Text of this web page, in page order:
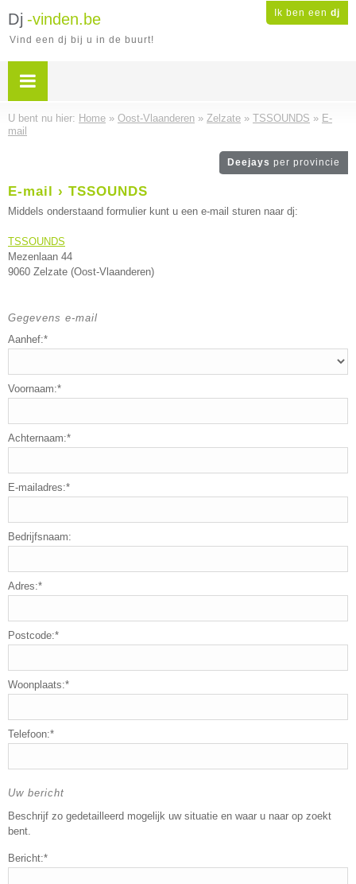
Ik ben een dj
Dj -vinden.be
Vind een dj bij u in de buurt!
U bent nu hier: Home » Oost-Vlaanderen » Zelzate » TSSOUNDS » E-
mail
Deejays per provincie
E-mail › TSSOUNDS
Middels onderstaand formulier kunt u een e-mail sturen naar dj:
TSSOUNDS
Mezenlaan 44
9060 Zelzate (Oost-Vlaanderen)
Gegevens e-mail
Aanhef:*
Voornaam:*
Achternaam:*
E-mailadres:*
Bedrijfsnaam:
Adres:*
Postcode:*
Woonplaats:*
Telefoon:*
Uw bericht
Beschrijf zo gedetailleerd mogelijk uw situatie en waar u naar op zoekt
bent.
Bericht:*